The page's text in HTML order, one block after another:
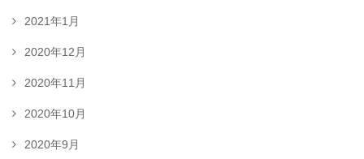
2021年1月
2020年12月
2020年11月
2020年10月
2020年9月